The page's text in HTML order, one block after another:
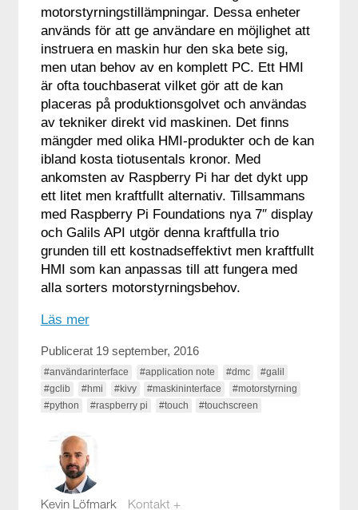
motorstyrningstillämpningar. Dessa enheter
används för att ge användare en möjlighet att
instruera en maskin hur den ska bete sig,
men utan behov av en komplett PC. Ett HMI
är ofta touchbaserat vilket gör att de kan
placeras på produktionsgolvet och användas
av tekniker direkt vid maskinen. Det finns
mängder med olika HMI-produkter och de kan
ibland kosta tiotusentals kronor. Med
ankomsten av Raspberry Pi har det dykt upp
ett litet men kraftfullt alternativ. Tillsammans
med Raspberry Pi Foundations nya 7″ display
och Galils API utgör denna kraftfulla trio
grunden till ett kostnadseffektivt men kraftfullt
HMI som kan anpassas till att fungera med
alla sorters motorstyrningsbehov.
Läs mer
Publicerat 19 september, 2016
#användarinterface #application note #dmc
#galil
#gclib
#hmi #kivy #maskininterface
#motorstyrning
#python
#raspberry pi #touch #touchscreen
Kevin Löfmark Kontakt +